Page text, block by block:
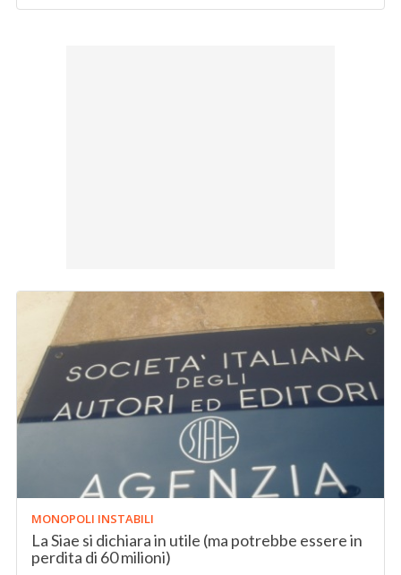
MONOPOLI INSTABILI
La Siae si dichiara in utile (ma potrebbe essere in
perdita di 60 milioni)